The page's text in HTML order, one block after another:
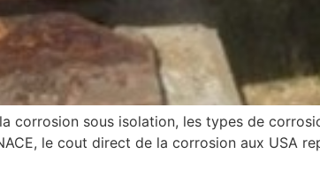
corrosion sous isolation, les types de
le cout direct de la corrosion aux USA